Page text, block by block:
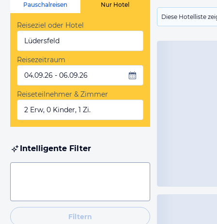
Diese Hotelliste
Pauschalreisen Nur Hotel
Reiseziel oder Hotel
Lüdersfeld
Reisezeitraum
04.09.26 - 06.09.26
Reiseteilnehmer & Zimmer
2 Erw, 0 Kinder, 1 Zi.
Intelligente Filter
Filtern